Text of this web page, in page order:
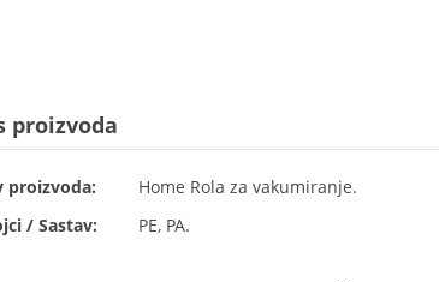
proizvoda
proizvoda:
Home Rola za vakumiranje.
/ Sastav:
PE, PA.